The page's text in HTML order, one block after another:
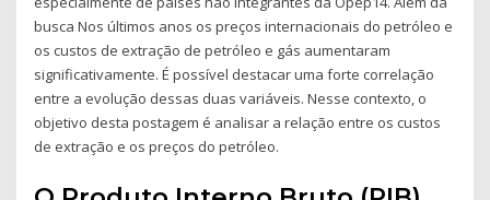
busca Nos últimos anos os preços internacionais do petróleo e
os custos de extração de petróleo e gás aumentaram
significativamente. É possível destacar uma forte correlação
entre a evolução dessas duas variáveis. Nesse contexto, o
objetivo desta postagem é analisar a relação entre os custos
de extração e os preços do petróleo.